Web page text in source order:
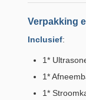
Verpakking
Inclusief:
1*
1*
1*